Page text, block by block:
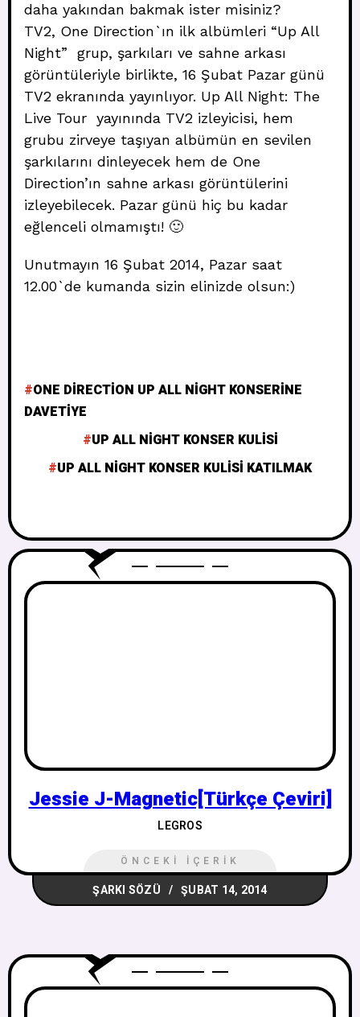
daha yakından bakmak ister misiniz?
TV2, One Direction`ın ilk albümleri “Up All
Night” grup, şarkıları ve sahne arkası
görüntüleriyle birlikte, 16 Şubat Pazar günü
TV2 ekranında yayınlıyor. Up All Night: The
Live Tour yayınında TV2 izleyicisi, hem
grubu zirveye taşıyan albümün en sevilen
şarkılarını dinleyecek hem de One
Direction’ın sahne arkası görüntülerini
izleyebilecek. Pazar günü hiç bu kadar
eğlenceli olmamıştı! 🙂
Unutmayın 16 Şubat 2014, Pazar saat
12.00`de kumanda sizin elinizde olsun:)
ONE DIRECTION UP ALL NIGHT KONSERINE
DAVETIYE
UP ALL NIGHT KONSER KULISI
UP ALL NIGHT KONSER KULISI KATILMAK
Jessie J-Magnetic[Türkçe Çeviri]
LEGROS
ÖNCEKI İÇERIK
ŞARKI SÖZÜ ŞUBAT 14, 2014